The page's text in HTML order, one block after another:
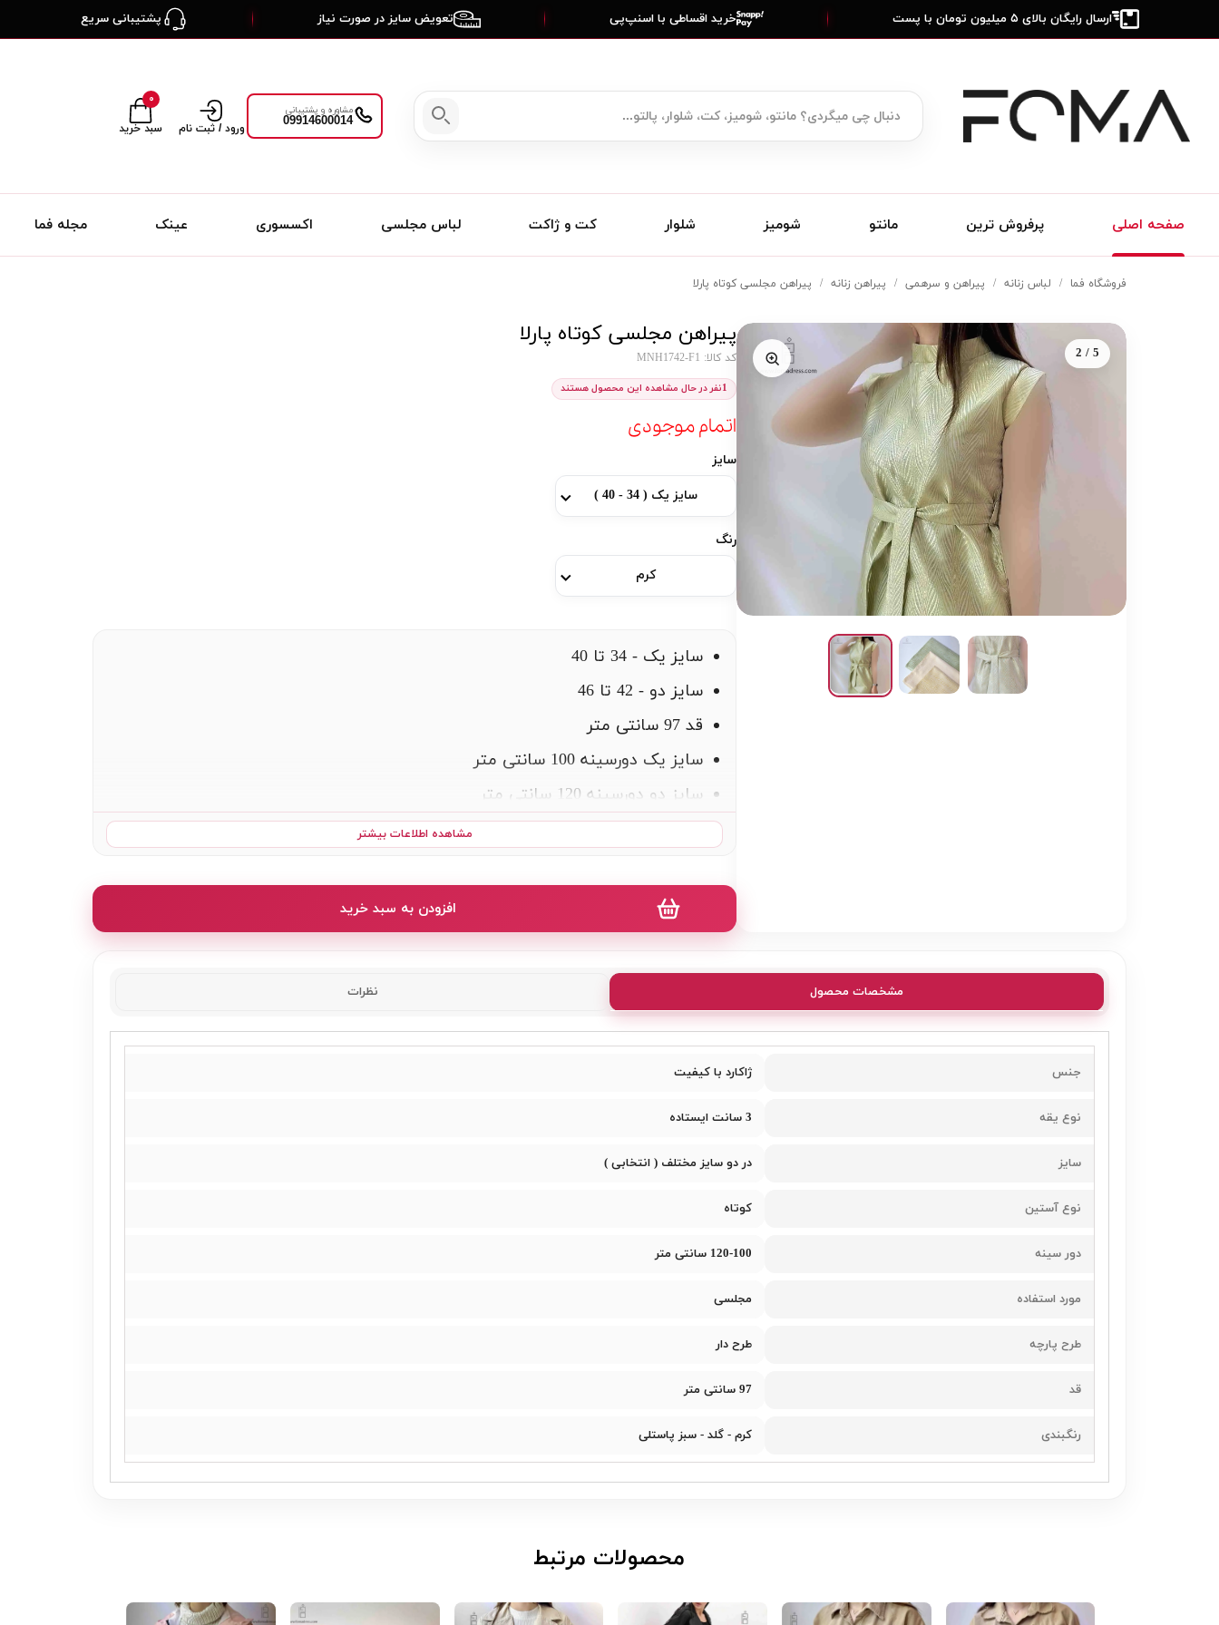
ارسال رایگان بالای ۵ میلیون تومان با پست خرید اقساطی با اسنپ‌پی تعویض سایز در صورت نیاز پشتیبانی سریع
مشاوره و پشتیبانی
09914600014 ورود / ثبت نام
۰
سبد خرید
صفحه اصلی پرفروش ترین مانتو شومیز شلوار کت و ژاکت لباس مجلسی اکسسوری عینک مجله فما
فروشگاه فما لباس زنانه پیراهن و سرهمی پیراهن زنانه پیراهن مجلسی کوتاه پارلا
2 / 5
پیراهن مجلسی کوتاه پارلا
کد کالا: MNH1742-F1
1نفر در حال مشاهده این محصول هستند
اتمام موجودی
سایز یک - 34 تا 40
سایز دو - 42 تا 46
قد 97 سانتی متر
سایز یک دورسینه 100 سانتی متر
سایز دو دورسینه 120 سانتی متر
جنس ژاکارد با کیفیت
آستین کوتاه
یقه ۳ سانت ایستاده
پشت یقه دکمه
شیک و با کیفیت
مناسب مجالس و مهمانی
مشاهده اطلاعات بیشتر
سایز
سایز یک ( 34 - 40 )
رنگ
کرم
افزودن به سبد خرید
مشخصات محصول نظرات
جنس ژاکارد با کیفیت
نوع یقه 3 سانت ایستاده
سایز در دو سایز مختلف ( انتخابی )
نوع آستین کوتاه
دور سینه 120-100 سانتی متر
مورد استفاده مجلسی
طرح پارچه طرح دار
قد 97 سانتی متر
رنگبندی کرم - گلد - سبز پاستلی
​محصولات مرتبط